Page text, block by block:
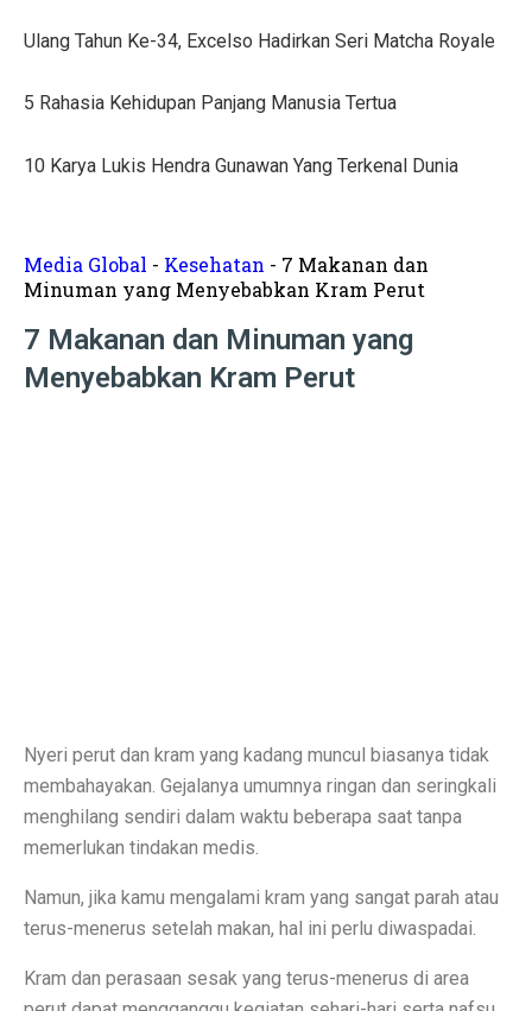
Harga Kusen UPVC vs Aluminium, Ketahui
Tanda-Tanda Kanker Payudara yang Sering Diabaikan
Tren Rumah Scandinavian: Ciri Khas dan Aturan Desain
Anti Ribet, Gaya Hias Dinding Modern dari Stik Es
Idaman! 10 Desain Wajib untuk Rumah Sempit
5 Ciri Interior Rumah Scandinavian yang Sederhana
Tugas dan Wewenang OJK, Regulator dari Krisis
5 Rekomendasi Film Park Chan Wook yang Harus
Ulang Tahun ke-34, Excelso Hadirkan Seri Matcha
Ulang Tahun Ke-34, Excelso Hadirkan Seri Matcha Royale
5 Rahasia Kehidupan Panjang Manusia Tertua
10 Karya Lukis Hendra Gunawan Yang Terkenal Dunia
Media Global - Kesehatan - 7 Makanan dan
Minuman yang Menyebabkan Kram Perut
7 Makanan dan Minuman yang
Menyebabkan Kram Perut
Nyeri perut dan kram yang kadang muncul biasanya tidak
membahayakan. Gejalanya umumnya ringan dan seringkali
menghilang sendiri dalam waktu beberapa saat tanpa
memerlukan tindakan medis.
Namun, jika kamu mengalami kram yang sangat parah atau
terus-menerus setelah makan, hal ini perlu diwaspadai.
Kram dan perasaan sesak yang terus-menerus di area